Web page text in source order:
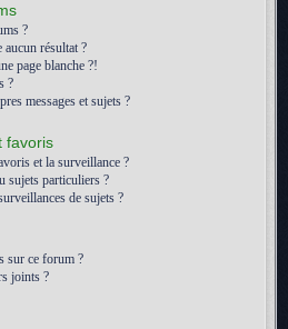
?
aucun résultat ?
page blanche ?!
?
messages et sujets ?
favoris
et la surveillance ?
sujets particuliers ?
de sujets ?
sur ce forum ?
joints ?